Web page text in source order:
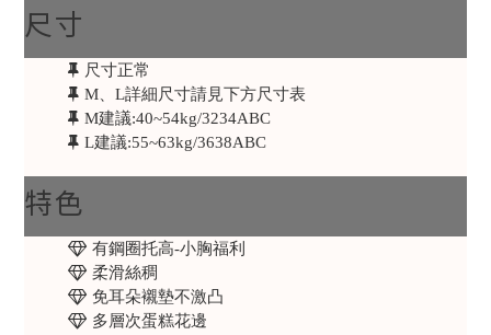
尺寸
尺寸正常
M、L詳細尺寸請見下方尺寸表
M建議:40~54kg/3234ABC
L建議:55~63kg/3638ABC
特色
有鋼圈托高-小胸福利
柔滑絲稠
免耳朵襯墊不激凸
多層次蛋糕花邊